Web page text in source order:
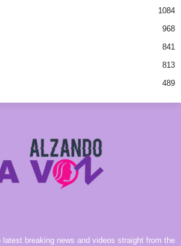
1084
968
841
813
489
breaking news and videos straight from the